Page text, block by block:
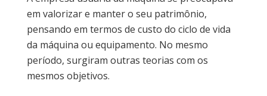
em valorizar e manter o seu patrimônio,
pensando em termos de custo do ciclo de vida
da máquina ou equipamento. No mesmo
período, surgiram outras teorias com os
mesmos objetivos.